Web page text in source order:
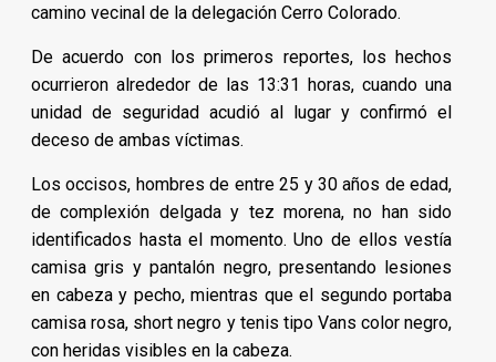
camino vecinal de la delegación Cerro Colorado.
De acuerdo con los primeros reportes, los hechos
ocurrieron alrededor de las 13:31 horas, cuando una
unidad de seguridad acudió al lugar y confirmó el
deceso de ambas víctimas.
Los occisos, hombres de entre 25 y 30 años de edad,
de complexión delgada y tez morena, no han sido
identificados hasta el momento. Uno de ellos vestía
camisa gris y pantalón negro, presentando lesiones
en cabeza y pecho, mientras que el segundo portaba
camisa rosa, short negro y tenis tipo Vans color negro,
con heridas visibles en la cabeza.